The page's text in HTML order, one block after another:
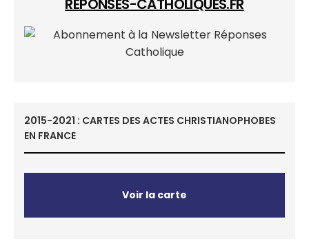
REPONSES-CATHOLIQUES.FR
2015-2021 : CARTES DES ACTES CHRISTIANOPHOBES
EN FRANCE
Voir la carte